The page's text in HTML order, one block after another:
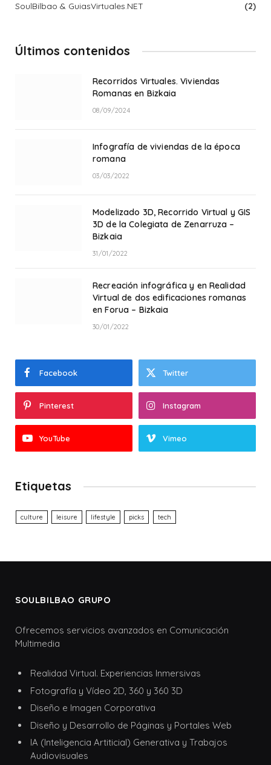
SoulBilbao & GuiasVirtuales.NET
(2)
Últimos contenidos
Recorridos Virtuales. Viviendas
Romanas en Bizkaia
08/09/2024
Infografía de viviendas de la época
romana
03/03/2022
Modelizado 3D, Recorrido Virtual y GIS
3D de la Colegiata de Zenarruza –
Bizkaia
31/01/2022
Recreación infográfica y en Realidad
Virtual de dos edificaciones romanas
en Forua – Bizkaia
30/01/2022
Facebook Twitter
Pinterest Instagram
YouTube Vimeo
Etiquetas
culture leisure lifestyle picks tech
SOULBILBAO GRUPO
Ofrecemos servicios avanzados en Comunicación
Multimedia
Realidad Virtual. Experiencias Inmersivas
Fotografía y Vídeo 2D, 360 y 360 3D
Diseño e Imagen Corporativa
Diseño y Desarrollo de Páginas y Portales Web
IA (Inteligencia Artiticial) Generativa y Trabajos
Audiovisuales